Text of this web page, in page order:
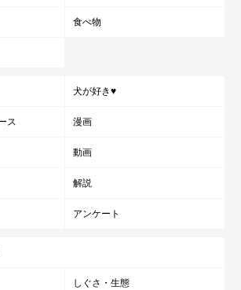
食べ物
犬が好き♥
ス 漫画
動画
解説
アンケート
しぐさ・生態